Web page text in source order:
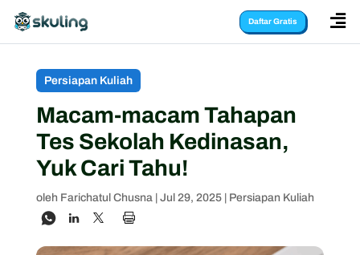
Daftar Gratis 
Persiapan Kuliah
Macam-macam Tahapan
Tes Sekolah Kedinasan,
Yuk Cari Tahu!
oleh Farichatul Chusna| Jul 29, 2025| Persiapan Kuliah